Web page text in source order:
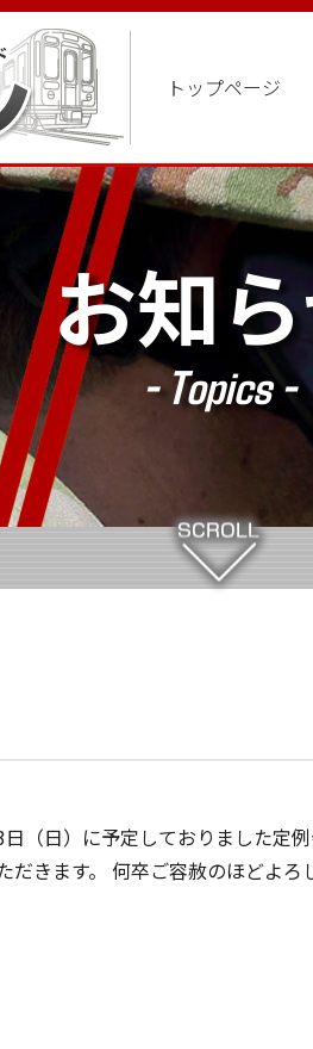
トップページ
お知
- Topics -
（日）に予定しておりました定
きます。 何卒ご容赦のほどよろ